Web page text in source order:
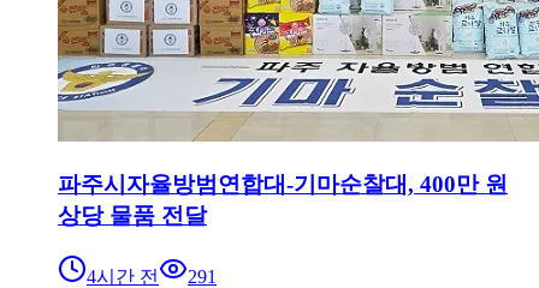
파주시자율방범연합대-기마순찰대, 400만 원
상당 물품 전달
4시간 전
291